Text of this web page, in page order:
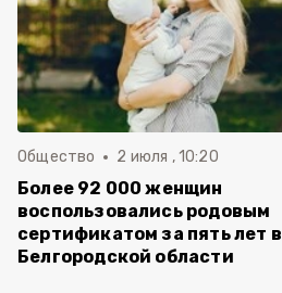
Общество 2 июля , 10:20
Более 92 000 женщин
воспользовались родовым
сертификатом за пять лет в
Белгородской области